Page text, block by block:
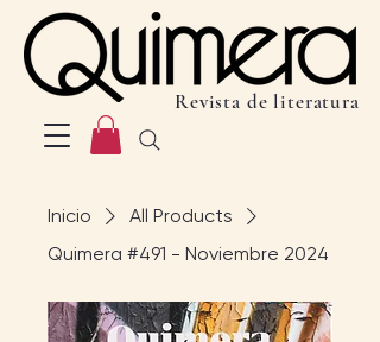
Revista de literatura
Inicio
All Products
Quimera #491 - Noviembre 2024